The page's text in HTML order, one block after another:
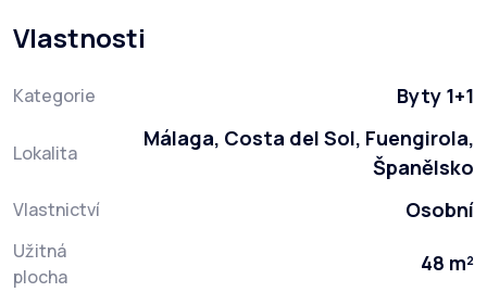
Vlastnosti
Kategorie Byty 1+1
Lokalita
Málaga, Costa del Sol, Fuengirola,
Španělsko
Vlastnictví Osobní
Užitná
plocha
48 m²